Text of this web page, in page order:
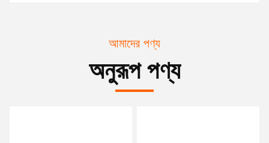
আমাদের পণ্য
অনুরূপ পণ্য